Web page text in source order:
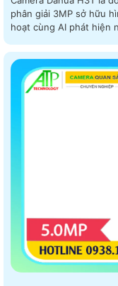
phân giải 3MP sở hữu
hoạt cùng AI phát hiện